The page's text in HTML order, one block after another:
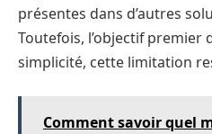
présentes dans d’autres
Toutefois, l’objectif premier
simplicité, cette limitation
Comment savoir quel